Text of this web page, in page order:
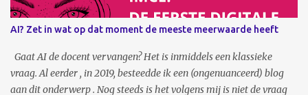
onderwijsadviseurs. Het resultaat is een uitgebreid en verhalend
advies dat de lezer meeneemt in het waarom, wat en hoe van
waarin veel data-abracadabra wordt gebruikt, maar bevat
daarentegen info over visie, de huidige stand van ...
AI? Zet in wat op dat moment de meeste meerwaarde heeft
Gaat AI de docent vervangen? Het is inmiddels een klassieke
vraag. Al eerder , in 2019, besteedde ik een (ongenuanceerd) blog
aan dit onderwerp . Nog steeds is het volgens mij is niet de vraag